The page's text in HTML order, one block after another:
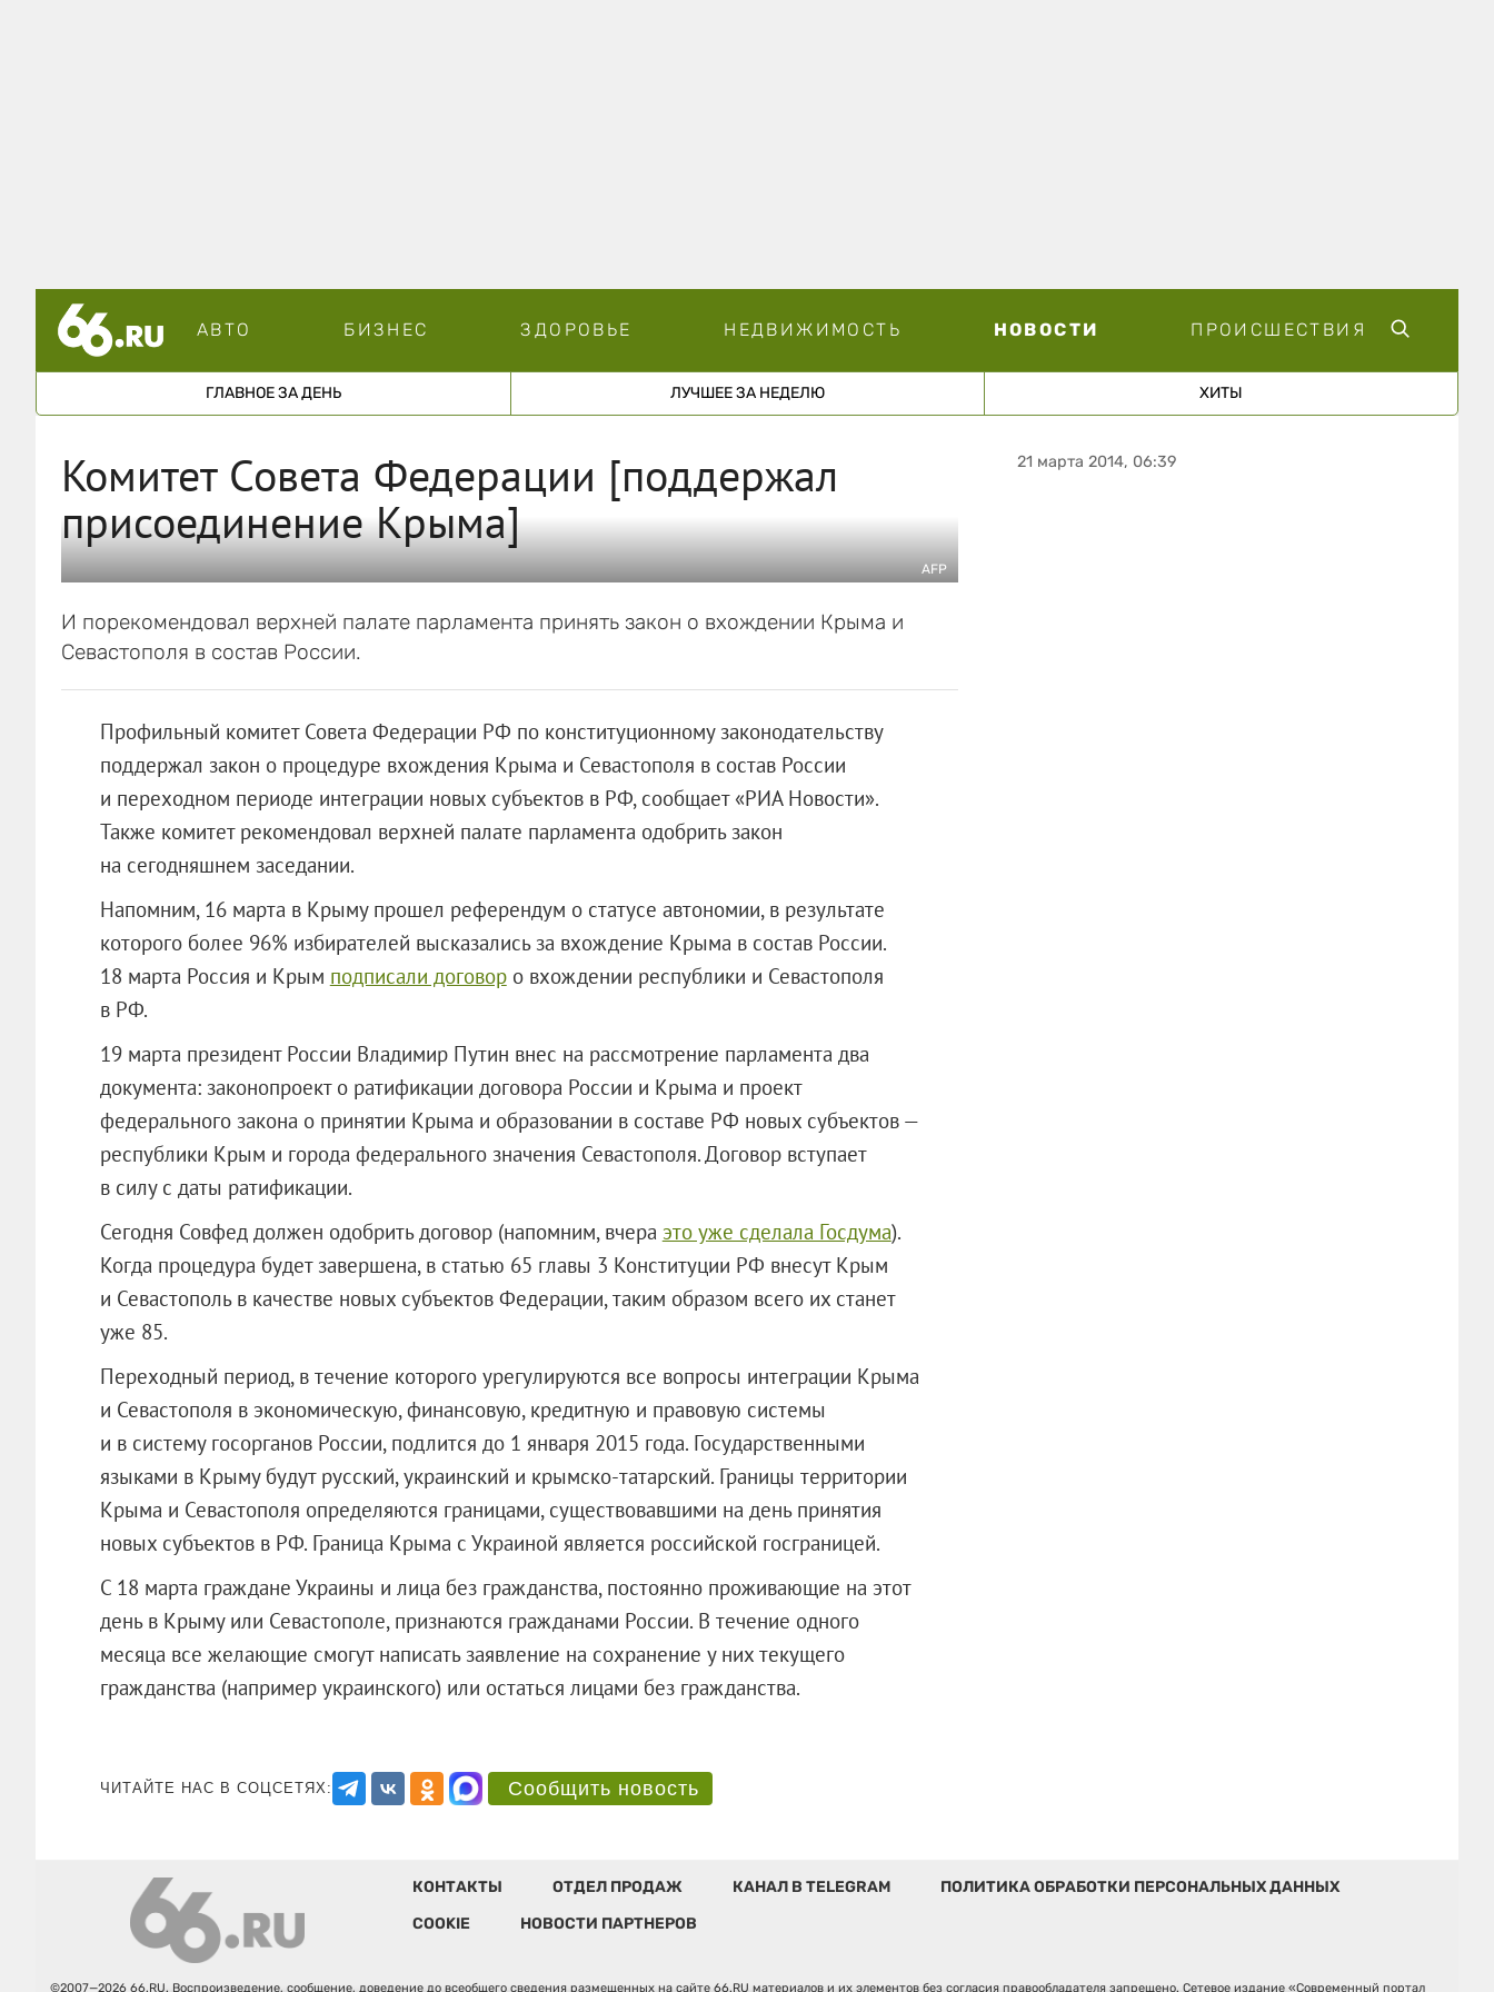
АВТО БИЗНЕС ЗДОРОВЬЕ НЕДВИЖИМОСТЬ НОВОСТИ ПРОИСШЕСТВИЯ
ГЛАВНОЕ ЗА ДЕНЬ ЛУЧШЕЕ ЗА НЕДЕЛЮ ХИТЫ
Комитет Совета Федерации [поддержал
присоединение Крыма]
AFP
И порекомендовал верхней палате парламента принять закон о вхождении Крыма и
Севастополя в состав России.
Профильный комитет Совета Федерации РФ по конституционному законодательству
поддержал закон о процедуре вхождения Крыма и Севастополя в состав России
и переходном периоде интеграции новых субъектов в РФ, сообщает «РИА Новости».
Также комитет рекомендовал верхней палате парламента одобрить закон
на сегодняшнем заседании.
Напомним, 16 марта в Крыму прошел референдум о статусе автономии, в результате
которого более 96% избирателей высказались за вхождение Крыма в состав России.
18 марта Россия и Крым подписали договоро вхождении республики и Севастополя
в РФ.
19 марта президент России Владимир Путин внес на рассмотрение парламента два
документа: законопроект о ратификации договора России и Крыма и проект
федерального закона о принятии Крыма и образовании в составе РФ новых субъектов —
республики Крым и города федерального значения Севастополя. Договор вступает
в силу с даты ратификации.
Сегодня Совфед должен одобрить договор (напомним, вчера это уже сделала Госдума).
Когда процедура будет завершена, в статью 65 главы 3 Конституции РФ внесут Крым
и Севастополь в качестве новых субъектов Федерации, таким образом всего их станет
уже 85.
Переходный период, в течение которого урегулируются все вопросы интеграции Крыма
и Севастополя в экономическую, финансовую, кредитную и правовую системы
и в систему госорганов России, подлится до 1 января 2015 года. Государственными
языками в Крыму будут русский, украинский и крымско-татарский. Границы территории
Крыма и Севастополя определяются границами, существовавшими на день принятия
новых субъектов в РФ. Граница Крыма с Украиной является российской госграницей.
С 18 марта граждане Украины и лица без гражданства, постоянно проживающие на этот
день в Крыму или Севастополе, признаются гражданами России. В течение одного
месяца все желающие смогут написать заявление на сохранение у них текущего
гражданства (например украинского) или остаться лицами без гражданства.
ЧИТАЙТЕ НАС В СОЦСЕТЯХ: Сообщить новость
21 марта 2014, 06:39
КОНТАКТЫ ОТДЕЛ ПРОДАЖ КАНАЛ В TELEGRAM
ПОЛИТИКА ОБРАБОТКИ ПЕРСОНАЛЬНЫХ ДАННЫХ
COOKIE
НОВОСТИ ПАРТНЕРОВ
©2007—2026 66.RU. Воспроизведение, сообщение, доведение до всеобщего сведения размещенных на сайте 66.RU материалов и их элементов без согласия правообладателя запрещено. Сетевое издание «Современный портал